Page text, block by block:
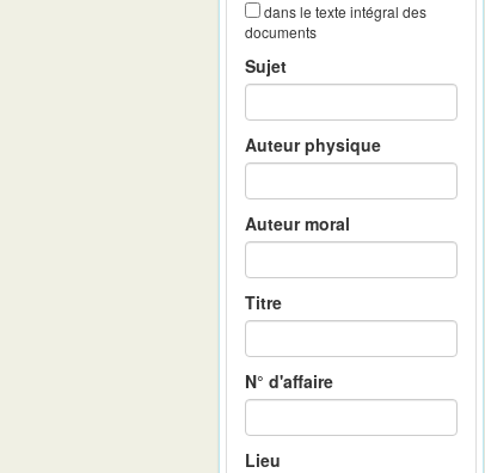
dans le texte intégral des
documents
Sujet
Auteur physique
Auteur moral
Titre
N° d'affaire
Lieu